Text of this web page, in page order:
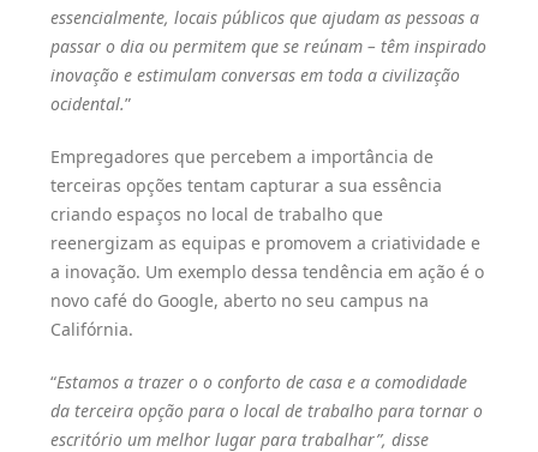
essencialmente, locais públicos que ajudam as pessoas a
passar o dia ou permitem que se reúnam – têm inspirado
inovação e estimulam conversas em toda a civilização
ocidental.”
Empregadores que percebem a importância de
terceiras opções tentam capturar a sua essência
criando espaços no local de trabalho que
reenergizam as equipas e promovem a criatividade e
a inovação. Um exemplo dessa tendência em ação é o
novo café do Google, aberto no seu campus na
Califórnia.
“Estamos a trazer o o conforto de casa e a comodidade
da terceira opção para o local de trabalho para tornar o
escritório um melhor lugar para trabalhar”, disse